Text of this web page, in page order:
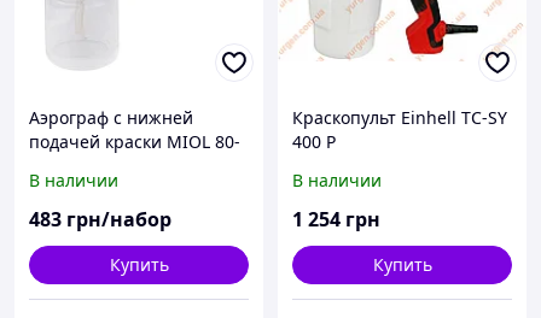
Аэрограф с нижней
подачей краски MIOL 80-
В наличии
483 грн/набор
Купить
Краскопульт Einhell TC-SY
400 P
В наличии
1 254 грн
Купить